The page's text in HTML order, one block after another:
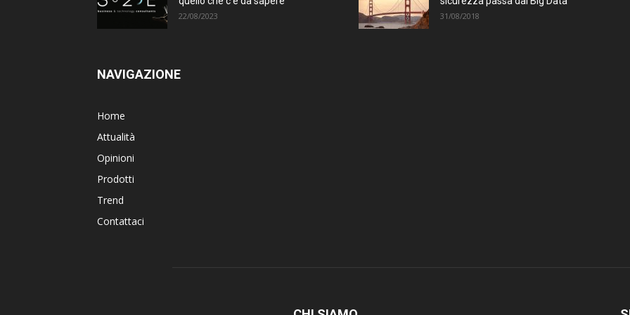
22/08/2023
NAVIGAZIONE
Home
Attualità
Opinioni
Prodotti
Trend
Contattaci
31/08/2018